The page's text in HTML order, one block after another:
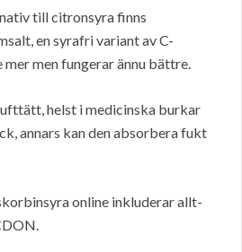
till citronsyra finns
en syrafri variant av C-
men fungerar ännu bättre.
helst i medicinska burkar
annars kan den absorbera fukt
online inkluderar allt-